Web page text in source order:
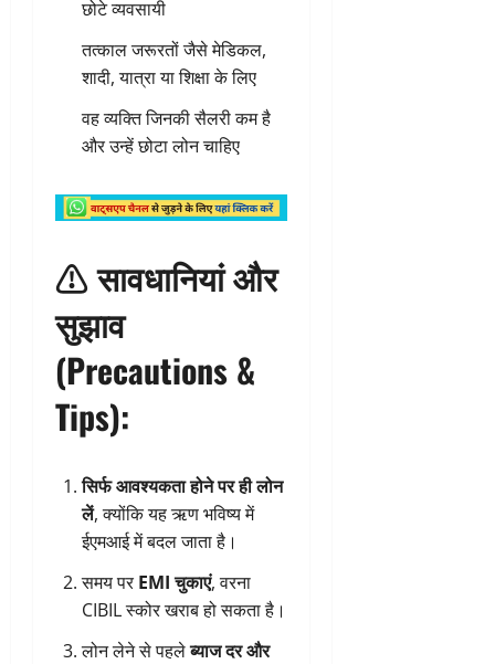
छोटे व्यवसायी
तत्काल जरूरतों जैसे मेडिकल,
शादी, यात्रा या शिक्षा के लिए
वह व्यक्ति जिनकी सैलरी कम है
और उन्हें छोटा लोन चाहिए
⚠️सावधानियां और
सुझाव
(Precautions &
Tips):
सिर्फ आवश्यकता होने पर ही लोन
लें, क्योंकि यह ऋण भविष्य में
ईएमआई में बदल जाता है।
समय पर EMI चुकाएं, वरना
CIBIL स्कोर खराब हो सकता है।
लोन लेने से पहलेब्याज दर और